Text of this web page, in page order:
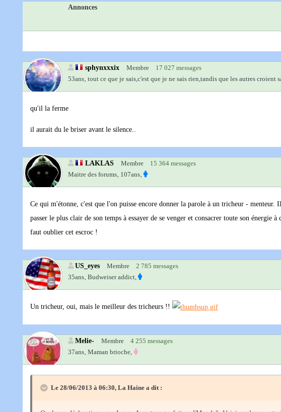
Annonces
sphynxxxix Membre
17 027 messages
53ans‚ tout ce que je sais,c'est que je ne sais rien,tandis que les autres croient
qu'il la ferme
il aurait du le briser avant le silence..
LAKLAS Membre
15 364 messages
Maitre des forums‚ 107ans‚
Ce qui m'étonne, c'est que l'on puisse encore donner la parole à un tricheur -
passer le plus clair de son temps à essayer de se venger et consacrer toute son
faut oublier cet escroc !
US_eyes Membre
2 785 messages
35ans‚ Budweiser addict,
Un tricheur, oui, mais le meilleur des tricheurs !!
Melie- Membre
4 255 messages
37ans‚ Maman brioche,
Le 28/06/2013 à 06:30, La Haine a dit :